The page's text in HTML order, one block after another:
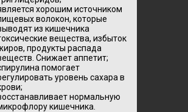
хорошим источником
волокон, которые
из кишечника
вещества, избыток
продукты распада
Снижает аппетит;
помогает
уровень сахара в
нормальную
кишечника.